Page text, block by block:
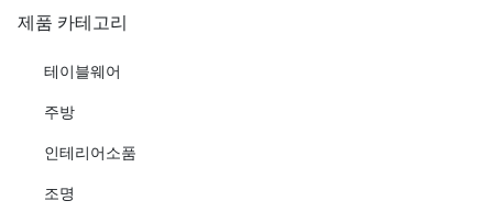
제품 카테고리
테이블웨어
주방
인테리어소품
조명